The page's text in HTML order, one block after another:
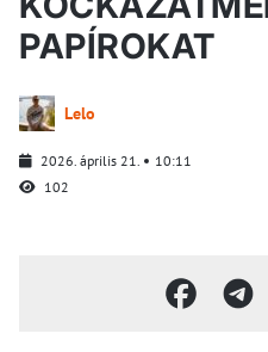
PAPÍROKAT
Lelo
2026. április 21.
10:11
102